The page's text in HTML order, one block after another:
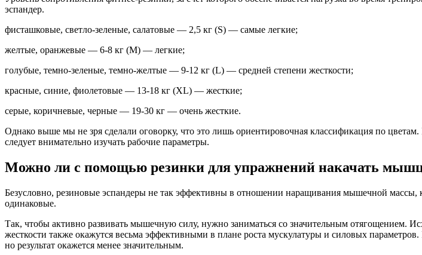
эспандер.
фисташковые, светло-зеленые, салатовые — 2,5 кг (S) — самые легкие;
желтые, оранжевые — 6-8 кг (М) — легкие;
голубые, темно-зеленые, темно-желтые — 9-12 кг (L) — средней степени жесткости;
красные, синие, фиолетовые — 13-18 кг (XL) — жесткие;
серые, коричневые, черные — 19-30 кг — очень жесткие.
Однако выше мы не зря сделали оговорку, что это лишь ориентировочная классификация по
следует внимательно изучать рабочие параметры.
Можно ли с помощью резинки для упражнений накачать
Безусловно, резиновые эспандеры не так эффективны в отношении наращивания мышечной
одинаковые.
Так, чтобы активно развивать мышечную силу, нужно заниматься со значительным отягощением.
жесткости также окажутся весьма эффективными в плане роста мускулатуры и силовых
но результат окажется менее значительным.